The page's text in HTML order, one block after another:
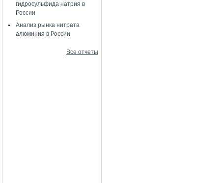
гидросульфида натрия в
России
Анализ рынка нитрата
алюминия в России
Все отчеты